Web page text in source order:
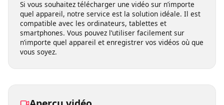
Toutes les plateformes prises en
charge
Si vous souhaitez télécharger une vidéo sur n’importe
compatible avec les ordinateurs, tablettes et
vous soyez.